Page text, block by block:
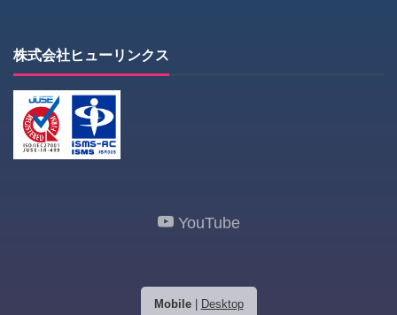
株式会社ヒューリンクス
YouTube
Mobile| Desktop